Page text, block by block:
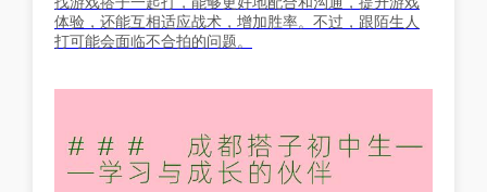
体验，还能互相适应战术，增加胜率。不过，跟陌生人
打可能会面临不合拍的问题。